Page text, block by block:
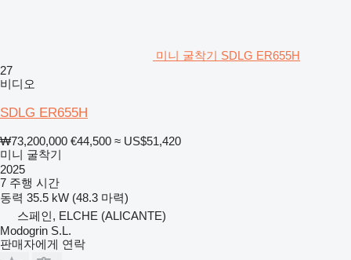
미니 굴착기 SDLG ER655H
27
비디오
SDLG ER655H
₩73,200,000 €44,500 ≈ US$51,420
미니 굴착기
2025
7 주행 시간
동력 35.5 kW (48.3 마력)
스페인, ELCHE (ALICANTE)
Modogrin S.L.
판매자에게 연락